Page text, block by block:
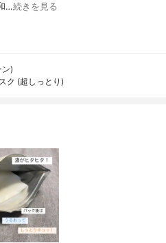
…続きを見る
)
ク (超しっとり)